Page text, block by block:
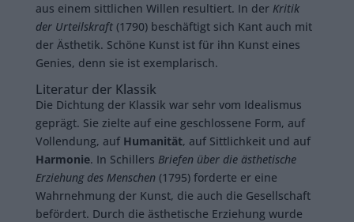
aus einem sittlichen Willen resultiert. In der Kritik
der Urteilskraft(1790) beschäftigt sich Kant auch mit
der Ästhetik. Schöne Kunst ist für ihn Kunst eines
Genies, denn sie ist exemplarisch.
Literatur der Klassik
Die Dichtung der Klassik war sehr vom Idealismus
geprägt. Sie zielte auf eine geschlossene Form, auf
Vollendung, auf Humanität, auf Sittlichkeit und auf
Harmonie. In Schillers Briefen über die ästhetische
Erziehung des Menschen(1795) forderte er eine
Wahrnehmung der Kunst, die auch die Gesellschaft
befördert. Durch die ästhetische Erziehung wurde